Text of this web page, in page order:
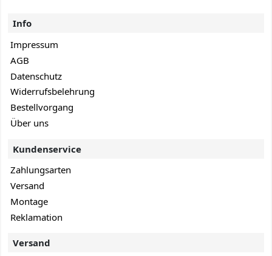
Info
Impressum
AGB
Datenschutz
Widerrufsbelehrung
Bestellvorgang
Über uns
Kundenservice
Zahlungsarten
Versand
Montage
Reklamation
Versand